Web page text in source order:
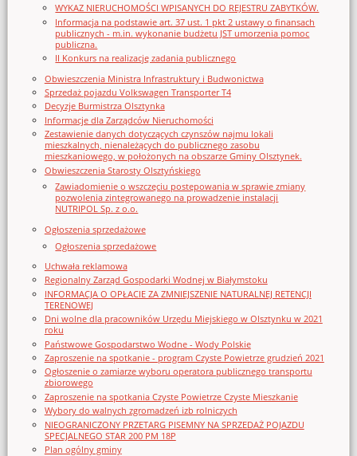
WYKAZ NIERUCHOMOŚCI WPISANYCH DO REJESTRU ZABYTKÓW.
Informacja na podstawie art. 37 ust. 1 pkt 2 ustawy o finansach
publicznych - m.in. wykonanie budżetu JST umorzenia pomoc
publiczna.
II Konkurs na realizację zadania publicznego
Obwieszczenia Ministra Infrastruktury i Budwonictwa
Sprzedaż pojazdu Volkswagen Transporter T4
Decyzje Burmistrza Olsztynka
Informacje dla Zarządców Nieruchomości
Zestawienie danych dotyczących czynszów najmu lokali
mieszkalnych, nienależących do publicznego zasobu
mieszkaniowego, w położonych na obszarze Gminy Olsztynek.
Obwieszczenia Starosty Olsztyńskiego
Zawiadomienie o wszczęciu postępowania w sprawie zmiany
pozwolenia zintegrowanego na prowadzenie instalacji
NUTRIPOL Sp. z o.o.
Ogłoszenia sprzedażowe
Ogłoszenia sprzedażowe
Uchwała reklamowa
Regionalny Zarząd Gospodarki Wodnej w Białymstoku
INFORMACJA O OPŁACIE ZA ZMNIEJSZENIE NATURALNEJ RETENCJI
TERENOWEJ
Dni wolne dla pracowników Urzędu Miejskiego w Olsztynku w 2021
roku
Państwowe Gospodarstwo Wodne - Wody Polskie
Zaproszenie na spotkanie - program Czyste Powietrze grudzień 2021
Ogłoszenie o zamiarze wyboru operatora publicznego transportu
zbiorowego
Zaproszenie na spotkania Czyste Powietrze Czyste Mieszkanie
Wybory do walnych zgromadzeń izb rolniczych
NIEOGRANICZONY PRZETARG PISEMNY NA SPRZEDAŻ POJAZDU
SPECJALNEGO STAR 200 PM 18P
Plan ogólny gminy